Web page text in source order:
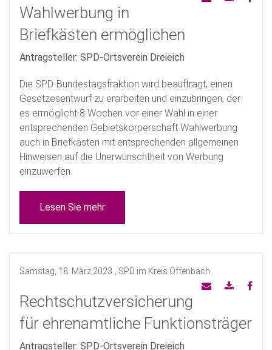
Wahlwerbung in
Briefkästen ermöglichen
Antragsteller: SPD-Ortsverein Dreieich
Die SPD-Bundestagsfraktion wird beauftragt, einen
Gesetzesentwurf zu erarbeiten und einzubringen, der
es ermöglicht 8 Wochen vor einer Wahl in einer
entsprechenden Gebietskörperschaft Wahlwerbung
auch in Briefkästen mit entsprechenden allgemeinen
Hinweisen auf die Unerwünschtheit von Werbung
einzuwerfen.
Lesen Sie mehr
Samstag, 18. März 2023 , SPD im Kreis Offenbach
Rechtschutzversicherung
für ehrenamtliche Funktionsträger
Antragsteller: SPD-Ortsverein Dreieich